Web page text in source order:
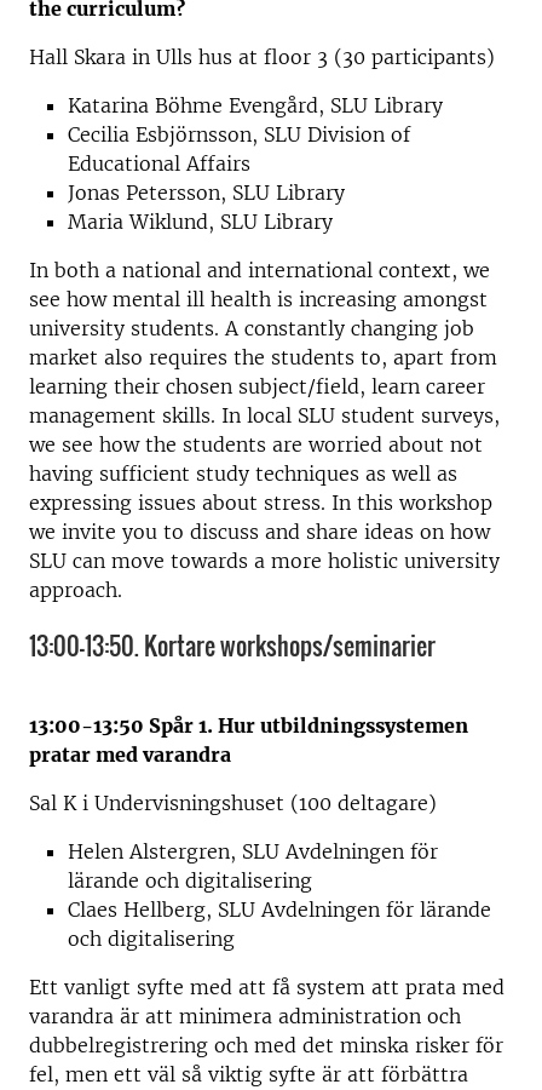
the curriculum?
Hall Skara in Ulls hus at floor 3 (30 participants)
Katarina Böhme Evengård, SLU Library
Cecilia Esbjörnsson, SLU Division of
Educational Affairs
Jonas Petersson, SLU Library
Maria Wiklund, SLU Library
In both a national and international context, we
see how mental ill health is increasing amongst
university students. A constantly changing job
market also requires the students to, apart from
learning their chosen subject/field, learn career
management skills. In local SLU student surveys,
we see how the students are worried about not
having sufficient study techniques as well as
expressing issues about stress. In this workshop
we invite you to discuss and share ideas on how
SLU can move towards a more holistic university
approach.
13:00-13:50. Kortare workshops/seminarier
13:00-13:50 Spår 1. Hur utbildningssystemen
pratar med varandra
Sal K i Undervisningshuset (100 deltagare)
Helen Alstergren, SLU Avdelningen för
lärande och digitalisering
Claes Hellberg, SLU Avdelningen för lärande
och digitalisering
Ett vanligt syfte med att få system att prata med
varandra är att minimera administration och
dubbelregistrering och med det minska risker för
fel, men ett väl så viktig syfte är att förbättra